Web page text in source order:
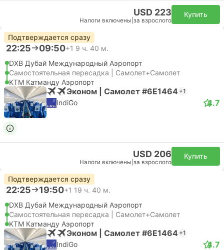
USD 223
Налоги включены за взрослого
Купить
Подтверждается сразу
22:25 09:50+1 9 ч. 40 м.
DXB Дубай Международный Аэропорт
Самостоятельная пересадка | Самолет+Самолет
KTM Катманду Аэропорт
Эконом | Самолет #6E1464 +1
IndiGo 4.7
USD 206
Налоги включены за взрослого
Купить
Подтверждается сразу
22:25 19:50+1 19 ч. 40 м.
DXB Дубай Международный Аэропорт
Самостоятельная пересадка | Самолет+Самолет
KTM Катманду Аэропорт
Эконом | Самолет #6E1464 +1
IndiGo 4.7